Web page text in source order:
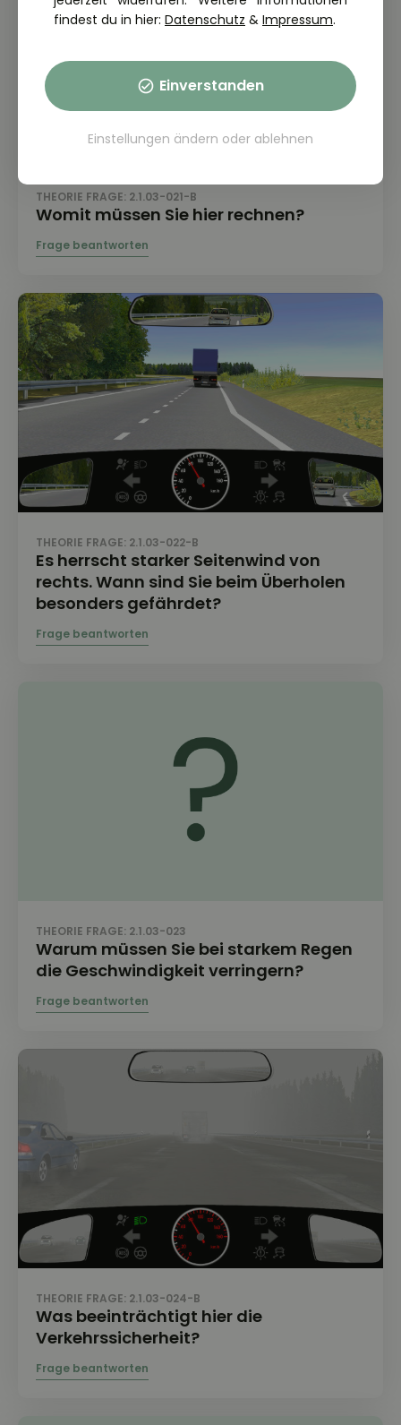
THEORIE FRAGE: 2.1.03-021-B
Womit müssen Sie hier rechnen?
THEORIE FRAGE: 2.1.03-022-B
Es herrscht starker Seitenwind von
rechts. Wann sind Sie beim Überholen
besonders gefährdet?
THEORIE FRAGE: 2.1.03-023
Warum müssen Sie bei starkem Regen
die Geschwindigkeit verringern?
THEORIE FRAGE: 2.1.03-024-B
Was beeinträchtigt hier die
Verkehrssicherheit?
findest du in hier: Datenschutz & Impressum.
Einverstanden
Einstellungen ändern oder ablehnen